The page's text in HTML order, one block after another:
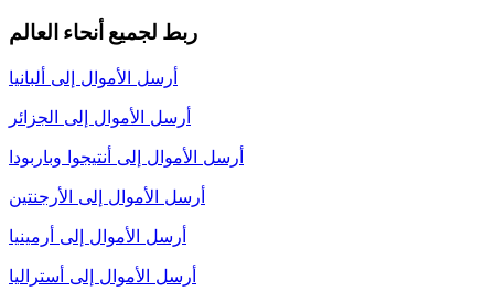
ربط لجميع أنحاء العالم
أرسل الأموال إلى ألبانيا
أرسل الأموال إلى الجزائر
أرسل الأموال إلى أنتيجوا وباربودا
أرسل الأموال إلى الأرجنتين
أرسل الأموال إلى أرمينيا
أرسل الأموال إلى أستراليا